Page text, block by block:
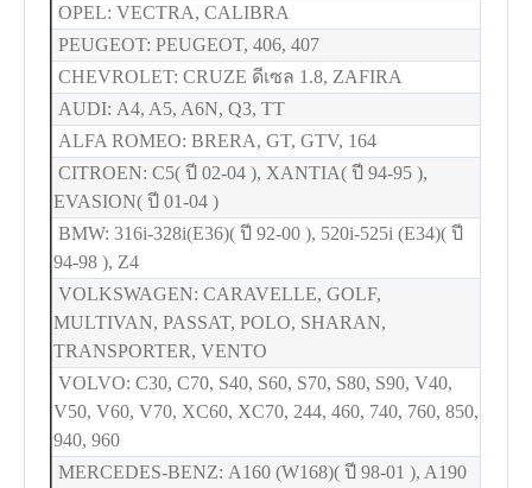
OPEL: VECTRA, CALIBRA
PEUGEOT: PEUGEOT, 406, 407
CHEVROLET: CRUZE ดีเซล 1.8, ZAFIRA
AUDI: A4, A5, A6N, Q3, TT
ALFA ROMEO: BRERA, GT, GTV, 164
CITROEN: C5( ปี 02-04 ), XANTIA( ปี 94-95 ),
EVASION( ปี 01-04 )
BMW: 316i-328i(E36)( ปี 92-00 ), 520i-525i (E34)( ปี
94-98 ), Z4
VOLKSWAGEN: CARAVELLE, GOLF,
MULTIVAN, PASSAT, POLO, SHARAN,
TRANSPORTER, VENTO
VOLVO: C30, C70, S40, S60, S70, S80, S90, V40,
V50, V60, V70, XC60, XC70, 244, 460, 740, 760, 850,
940, 960
MERCEDES-BENZ: A160 (W168)( ปี 98-01 ), A190